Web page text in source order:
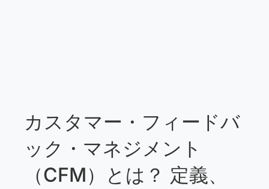
カスタマー・フィードバ
ック・マネジメント
（CFM）とは？ 定義、